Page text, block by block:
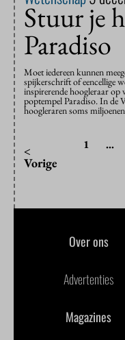
Stuur je
Paradiso
Moet iedereen kunnen
spijkerschrift of eencellige
inspirerende hoogleraar op
poptempel Paradiso. In de
hoogleraren soms
<
Vorige
1 ...
Over ons
Advertenties
Magazines